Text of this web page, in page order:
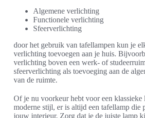
Algemene verlichting
Functionele verlichting
Sfeerverlichting
door het gebruik van tafellampen kun je
verlichting toevoegen aan je huis.
verlichting boven een werk- of
sfeerverlichting als toevoeging aan de
van de ruimte.
Of je nu voorkeur hebt voor een klassieke
moderne stijl, er is altijd een tafellamp die
jouw interieur. Zorg dat je de juiste lamp